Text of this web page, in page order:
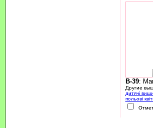
B-39:
Другие
дитячі
польові